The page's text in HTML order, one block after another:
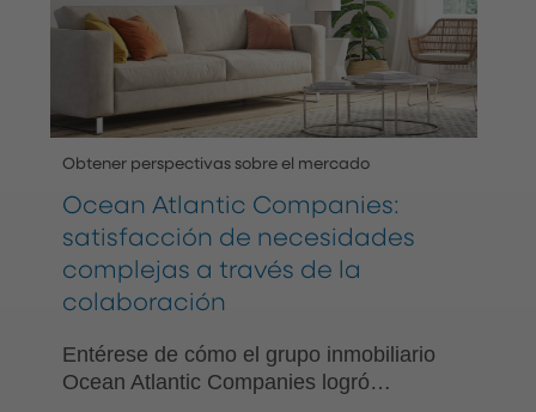
Obtener perspectivas sobre el mercado
Ocean Atlantic Companies:
satisfacción de necesidades
complejas a través de la
colaboración
Entérese de cómo el grupo inmobiliario
Ocean Atlantic Companies logró